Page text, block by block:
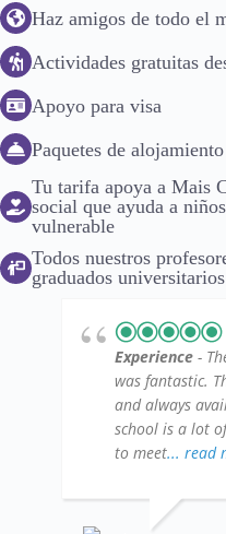
Haz amigos de todo el
Actividades gratuitas
Apoyo para visa
Paquetes de alojamiento
Tu tarifa apoya a Mais
social que ayuda a
vulnerable
Todos nuestros
graduados universitarios
Experience -
was fantastic.
and always
school is a lot
to meet... read